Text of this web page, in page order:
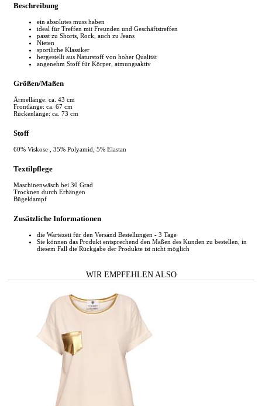
Beschreibung
ein absolutes muss haben
ideal für Treffen mit Freunden und Geschäftstreffen
passt zu Shorts, Rock, auch zu Jeans
Nieten
sportliche Klassiker
hergestellt aus Naturstoff von hoher Qualität
angenehm Stoff für Körper, atmungsaktiv
Größen/Maßen
Ärmellänge: ca. 43 cm
Frontlänge: ca. 67 cm
Rückenlänge: ca. 73 cm
Stoff
60% Viskose , 35% Polyamid, 5% Elastan
Textilpflege
Maschinenwäsch bei 30 Grad
Trocknen durch Erhängen
Bügeldampf
Zusätzliche Informationen
die Wartezeit für den Versand Bestellungen - 3 Tage
Sie können das Produkt entsprechend den Maßen des Kunden zu bestellen, in
diesem Fall die Rückgabe der Produkte ist nicht möglich
WIR EMPFEHLEN ALSO